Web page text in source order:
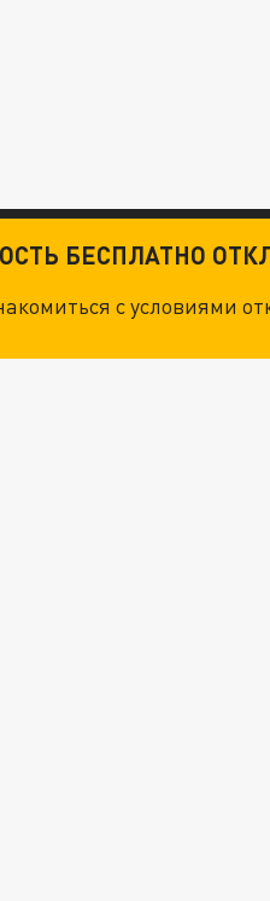
БЕСПЛАТНО
с условиями